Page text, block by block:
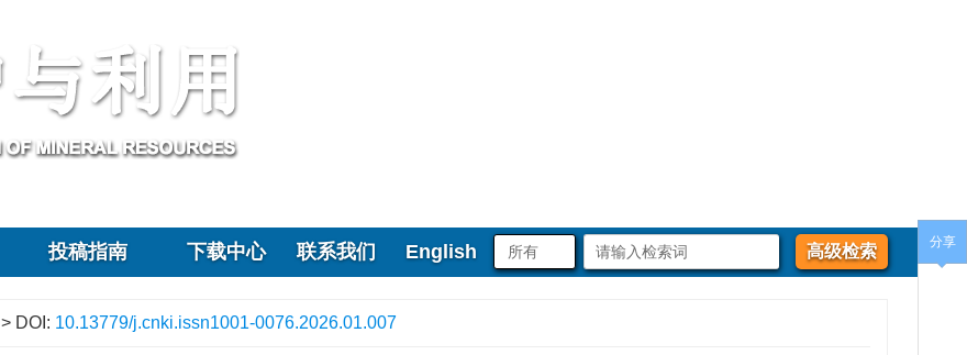
投稿指南 下载中心 联系我们 English 高级检索
> DOI: 10.13779/j.cnki.issn1001-0076.2026.01.007
分享